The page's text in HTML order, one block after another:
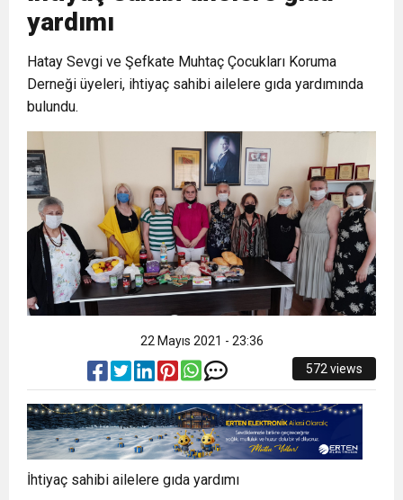
17:36
1:00 İTSO İŞ-KUR SGK TOPLANTI
21:40 CEYLANDERE’DE BAŞKAN EMRAH
KARAÇAY’A SEVGİ SELİ
18:22 BAŞKAN SAMİ ÜSTÜN’DEN
GÖNÜLLERE DOKUNAN ZİYARET
yardımı
Hatay Sevgi ve Şefkate Muhtaç Çocukları Koruma
Derneği üyeleri, ihtiyaç sahibi ailelere gıda yardımında
bulundu.
22 Mayıs 2021 - 23:36
572 views
İhtiyaç sahibi ailelere gıda yardımı